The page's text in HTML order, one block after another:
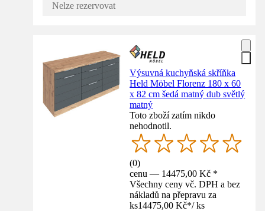
Nelze rezervovat
Výsuvná kuchyňská skříňka
Held Möbel Florenz 180 x 60
x 82 cm šedá matný dub světlý
matný
Toto zboží zatím nikdo
nehodnotil.
(0)
cenu — 14475,00 Kč *
Všechny ceny vč. DPH a bez
nákladů na přepravu za
ks14475,00 Kč*/ ks